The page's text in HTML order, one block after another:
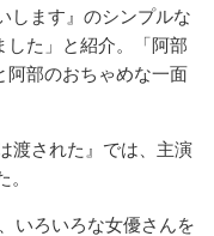
します』のシンプルな
した」と紹介。「阿部
阿部のおちゃめな一面
渡された』では、主演
いろいろな女優さんを